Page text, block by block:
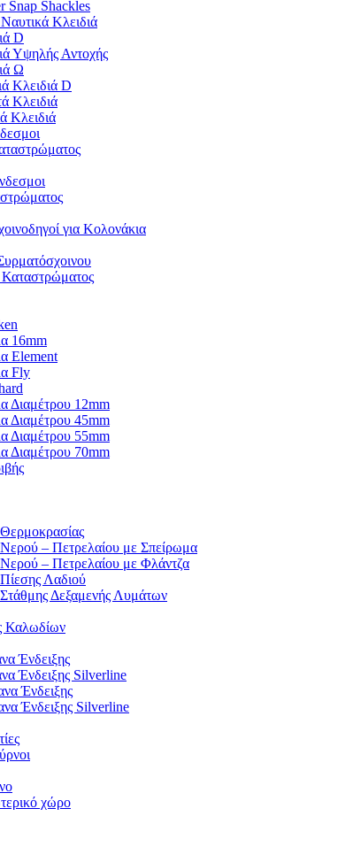
Snap Shackles
Κλειδιά
D
Υψηλής Αντοχής
Ω
Κλειδιά D
Κλειδιά
Κλειδιά
για Κολονάκια
Καταστρώματος
16mm
Element
Fly
Διαμέτρου 12mm
Διαμέτρου 45mm
Διαμέτρου 55mm
Διαμέτρου 70mm
– Πετρελαίου με Σπείρωμα
– Πετρελαίου με Φλάντζα
Λαδιού
Δεξαμενής Λυμάτων
Καλωδίων
Ένδειξης
Ένδειξης Silverline
Ένδειξης
Ένδειξης Silverline
χώρο